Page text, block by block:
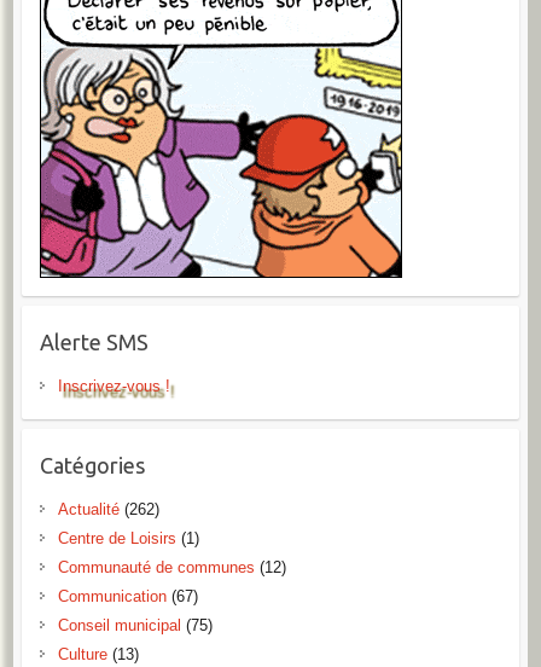
Alerte SMS
Inscrivez-vous !
Catégories
Actualité(262)
Centre de Loisirs (1)
Communauté de communes (12)
Communication(67)
Conseil municipal (75)
Culture(13)